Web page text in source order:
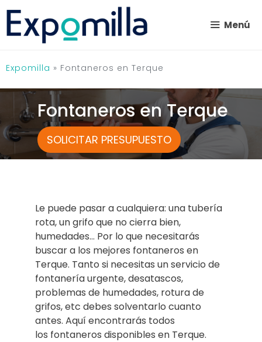
Saltar
contenido
Menú
Expomilla » Fontaneros en Terque
Fontaneros en Terque
SOLICITAR PRESUPUESTO
Le puede pasar a cualquiera: una tubería
rota, un grifo que no cierra bien,
humedades… Por lo que necesitarás
buscar a los mejores fontaneros en
Terque. Tanto si necesitas un servicio de
fontanería urgente, desatascos,
problemas de humedades, rotura de
grifos, etc debes solventarlo cuanto
antes. Aquí encontrarás todos
los fontaneros disponibles en Terque.